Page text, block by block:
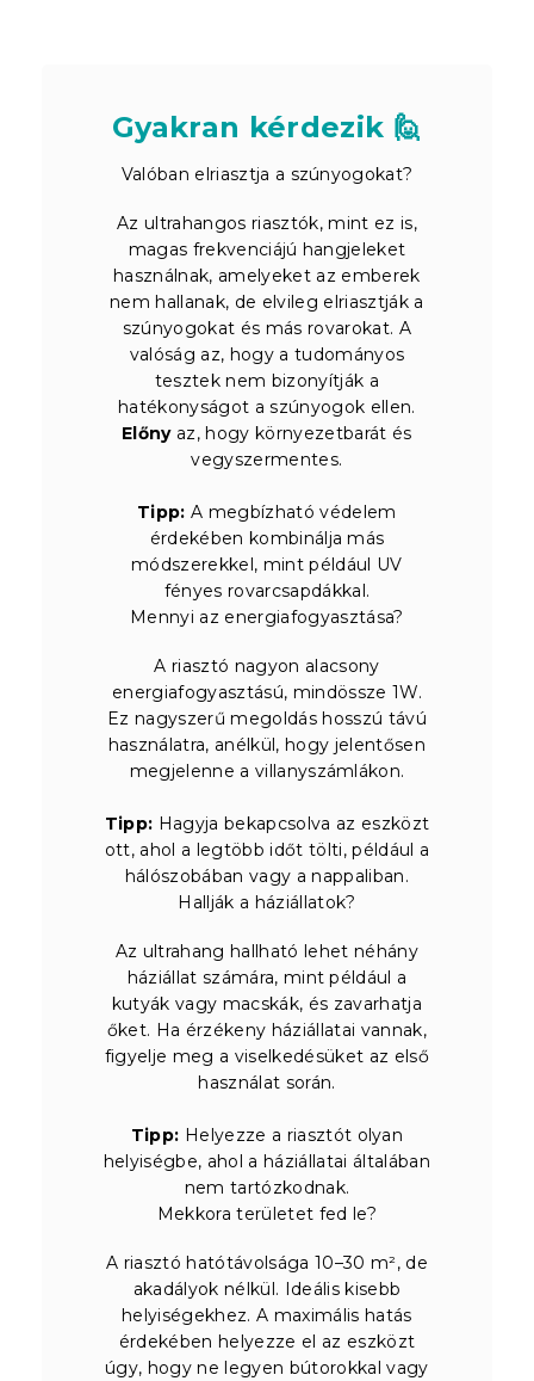
Gyakran kérdezik 🙋
Valóban elriasztja a szúnyogokat?
Az ultrahangos riasztók, mint ez is,
magas frekvenciájú hangjeleket
használnak, amelyeket az emberek
nem hallanak, de elvileg elriasztják a
szúnyogokat és más rovarokat. A
valóság az, hogy a tudományos
tesztek nem bizonyítják a
hatékonyságot a szúnyogok ellen.
Előnyaz, hogy környezetbarát és
vegyszermentes.
Tipp: A megbízható védelem
érdekében kombinálja más
módszerekkel, mint például UV
fényes rovarcsapdákkal.
Mennyi az energiafogyasztása?
A riasztó nagyon alacsony
energiafogyasztású, mindössze 1W.
Ez nagyszerű megoldás hosszú távú
használatra, anélkül, hogy jelentősen
megjelenne a villanyszámlákon.
Tipp: Hagyja bekapcsolva az eszközt
ott, ahol a legtöbb időt tölti, például a
hálószobában vagy a nappaliban.
Hallják a háziállatok?
Az ultrahang hallható lehet néhány
háziállat számára, mint például a
kutyák vagy macskák, és zavarhatja
őket. Ha érzékeny háziállatai vannak,
figyelje meg a viselkedésüket az első
használat során.
Tipp: Helyezze a riasztót olyan
helyiségbe, ahol a háziállatai általában
nem tartózkodnak.
Mekkora területet fed le?
A riasztó hatótávolsága 10–30 m², de
akadályok nélkül. Ideális kisebb
helyiségekhez. A maximális hatás
érdekében helyezze el az eszközt
úgy, hogy ne legyen bútorokkal vagy